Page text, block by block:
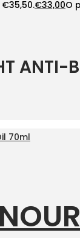
€33,00O
ANTI-